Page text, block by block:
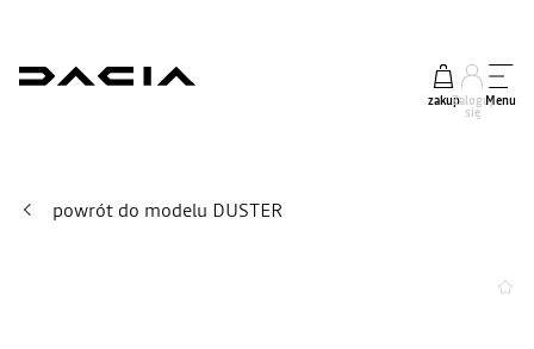
zakupZaloguj
się
Menu
powrót do modelu DUSTER